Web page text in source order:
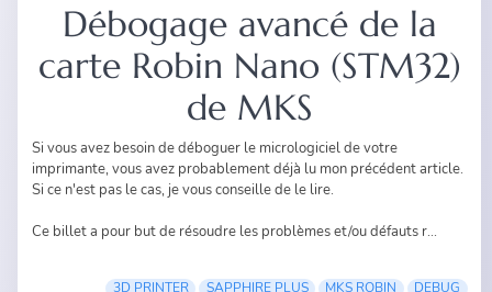
Débogage avancé de la
carte Robin Nano (STM32)
de MKS
Si vous avez besoin de déboguer le micrologiciel de votre
imprimante, vous avez probablement déjà lu mon précédent article.
Si ce n'est pas le cas, je vous conseille de le lire.
Ce billet a pour but de résoudre les problèmes et/ou défauts r...
3D PRINTER SAPPHIRE PLUS MKS ROBIN
DEBUG